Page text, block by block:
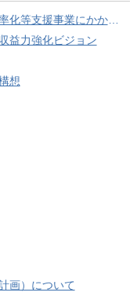
援事業にかかる要望調査
益力強化ビジョン
想
画）について